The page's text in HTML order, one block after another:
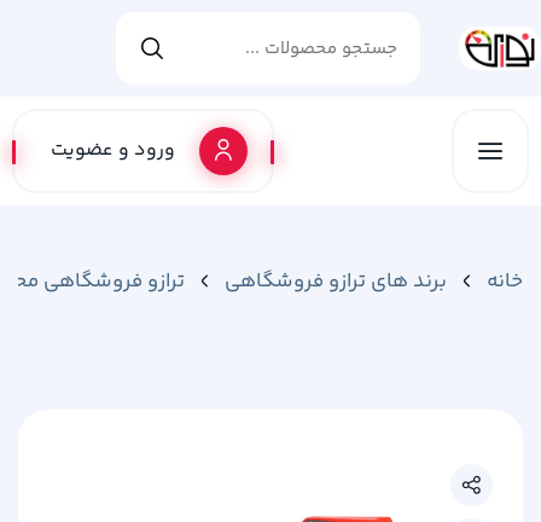
ورود و عضویت
خانه برند های ترازو فروشگاهی ترازو فروشگاهی